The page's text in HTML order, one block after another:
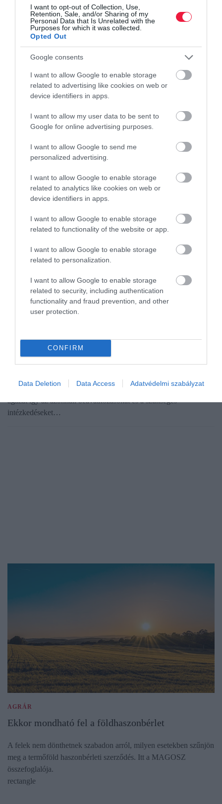
I want to opt-out of Collection, Use,
Retention, Sale, and/or Sharing of my
Personal Data that Is Unrelated with the
Purposes for which it was collected.
Opted Out
Google consents
I want to allow Google to enable storage
related to advertising like cookies on web or
device identifiers in apps.
I want to allow my user data to be sent to
Google for online advertising purposes.
I want to allow Google to send me
personalized advertising.
I want to allow Google to enable storage
related to analytics like cookies on web or
device identifiers in apps.
I want to allow Google to enable storage
related to functionality of the website or app.
I want to allow Google to enable storage
related to personalization.
I want to allow Google to enable storage
related to security, including authentication
functionality and fraud prevention, and other
user protection.
CONFIRM
Data Deletion Data Access Adatvédelmi szabályzat
kite zrt. központ felújítás fejlesztés átadás
NÖVÉNYTERMESZTÉS
Rendkívüli riadókészültség az aszály miatt
legmagasabb fokozatú riadókészültséget léptettük életbe, a vízügyi
ágazat így az azonnali beavatkozásokat és a szükséges
intézkedéseket…
AGRÁR
Ekkor mondható fel a földhaszonbérlet
A felek nem dönthetnek szabadon arról, milyen esetekben szűnjön
meg a termőföld haszonbérleti szerződés. Itt a MAGOSZ
összefoglalója.
rectangle